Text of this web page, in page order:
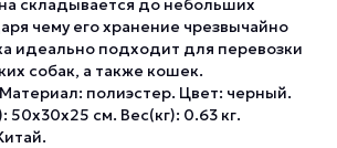
чему его хранение чрезвычайно
идеально подходит для перевозки
собак, а также кошек.
полиэстер. Цвет: черный.
см. Вес(кг): 0.63 кг.